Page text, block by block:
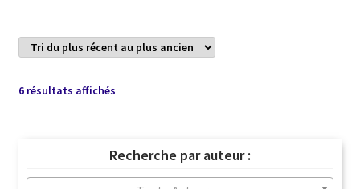
6 résultats affichésTrié
au
plus
Recherche par auteur :